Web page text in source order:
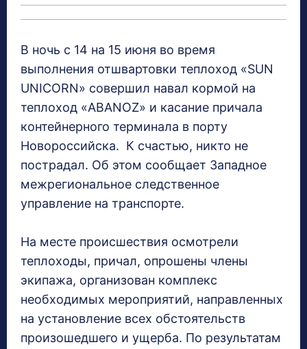
В ночь с 14 на 15 июня во время
выполнения отшвартовки теплоход «SUN
UNICORN» совершил навал кормой на
теплоход «ABANOZ» и касание причала
контейнерного терминала в порту
Новороссийска. К счастью, никто не
пострадал. Об этом сообщает Западное
межрегиональное следственное
управление на транспорте.
На месте происшествия осмотрели
теплоходы, причал, опрошены члены
экипажа, организован комплекс
необходимых мероприятий, направленных
на установление всех обстоятельств
произошедшего и ущерба. По результатам